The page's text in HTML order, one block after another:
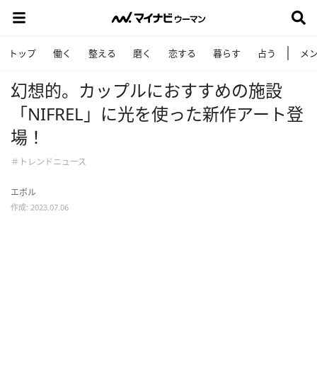
トップ 働く 整える 磨く 恋する 暮らす 占う メ
幻想的。カップルにおすすめの施設
「NIFREL」に光を使った新作アート登
場！
＃トレンドニュース
エボル
作成: 2023.07.06